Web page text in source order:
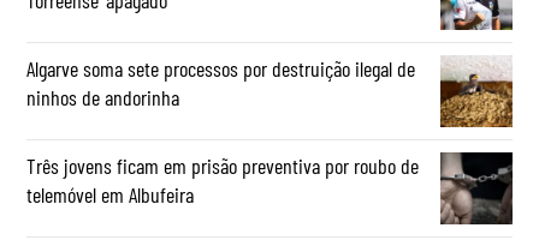
Algarve soma sete processos por destruição ilegal de
ninhos de andorinha
Três jovens ficam em prisão preventiva por roubo de
telemóvel em Albufeira